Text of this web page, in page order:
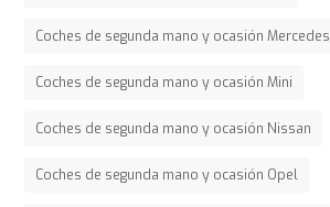
Coches de segunda mano y ocasión Mercedes
Coches de segunda mano y ocasión Mini
Coches de segunda mano y ocasión Nissan
Coches de segunda mano y ocasión Opel